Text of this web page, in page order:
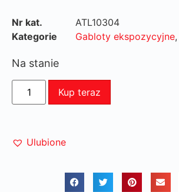
Nr kat.
ATL10304
Kategorie
Gabloty ekspozycyjne,
Na stanie
Kup teraz
Ulubione